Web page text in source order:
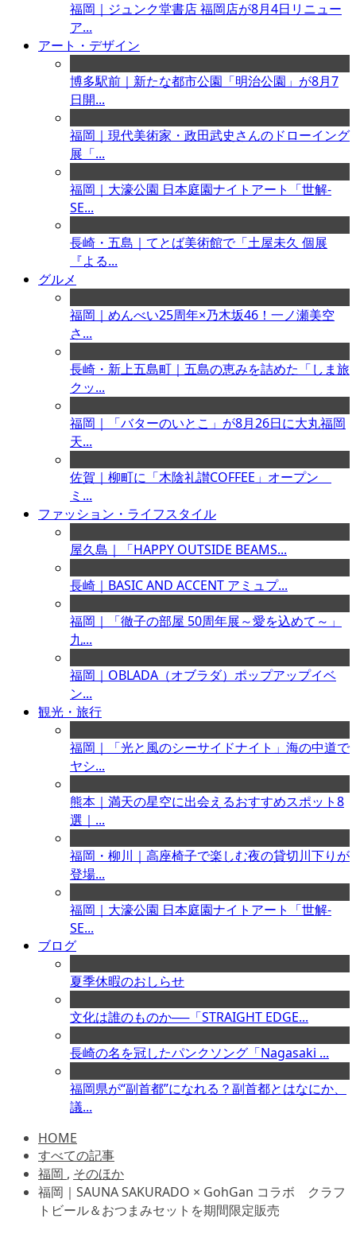
福岡｜ジュンク堂書店 福岡店が8月4日リニュー
ア...
アート・デザイン
博多駅前｜新たな都市公園「明治公園」が8月7
日開...
福岡｜現代美術家・政田武史さんのドローイング
展「...
福岡｜大濠公園 日本庭園ナイトアート「世解-
SE...
長崎・五島｜てとば美術館で「土屋未久 個展
『よる...
グルメ
福岡｜めんべい25周年×乃木坂46！一ノ瀬美空
さ...
長崎・新上五島町｜五島の恵みを詰めた「しま旅
クッ...
福岡｜「バターのいとこ」が8月26日に大丸福岡
天...
佐賀｜柳町に「木陰礼讃COFFEE」オープン
ミ...
ファッション・ライフスタイル
屋久島｜「HAPPY OUTSIDE BEAMS...
長崎｜BASIC AND ACCENT アミュプ...
福岡｜「徹子の部屋 50周年展～愛を込めて～」
九...
福岡｜OBLADA（オブラダ）ポップアップイベ
ン...
観光・旅行
福岡｜「光と風のシーサイドナイト」海の中道で
ヤシ...
熊本｜満天の星空に出会えるおすすめスポット8
選｜...
福岡・柳川｜高座椅子で楽しむ夜の貸切川下りが
登場...
福岡｜大濠公園 日本庭園ナイトアート「世解-
SE...
ブログ
夏季休暇のおしらせ
文化は誰のものか──「STRAIGHT EDGE...
長崎の名を冠したパンクソング「Nagasaki ...
福岡県が“副首都”になれる？副首都とはなにか、
議...
HOME
すべての記事
福岡 , そのほか
福岡｜SAUNA SAKURADO × GohGan コラボ クラフ
トビール＆おつまみセットを期間限定販売